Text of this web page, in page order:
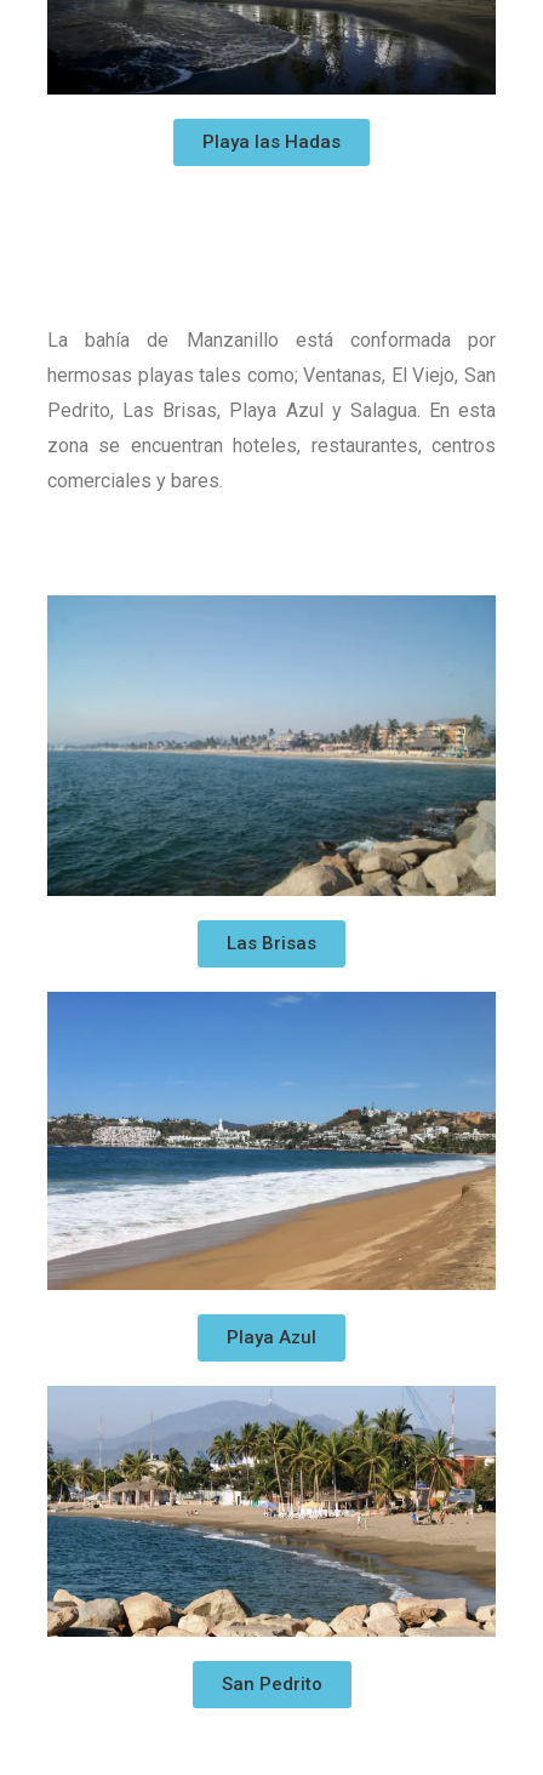
Playa las Hadas
La bahía de Manzanillo está conformada por
hermosas playas tales como; Ventanas, El Viejo, San
Pedrito, Las Brisas, Playa Azul y Salagua. En esta
zona se encuentran hoteles, restaurantes, centros
comerciales y bares.
Las Brisas
Playa Azul
San Pedrito